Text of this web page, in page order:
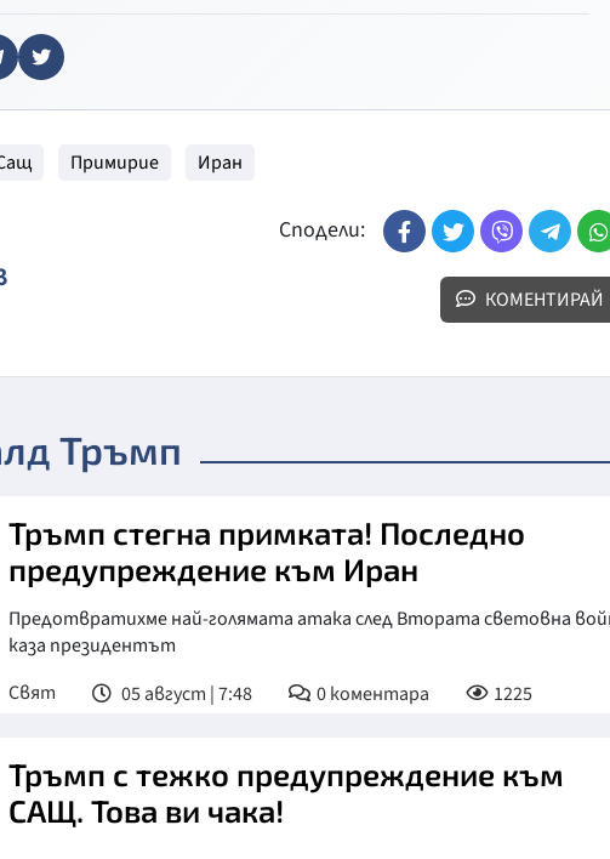
Примирие Иран
Сподели:
КОМЕНТИРАЙ
Тръмп
Тръмп стегна примката! Последно
предупреждение към Иран
Предотвратихме най-голямата атака след Втората световна
каза президентът
Свят
05 август | 7:48 0коментара 1225
Тръмп с тежко предупреждение към
САЩ. Това ви чака!